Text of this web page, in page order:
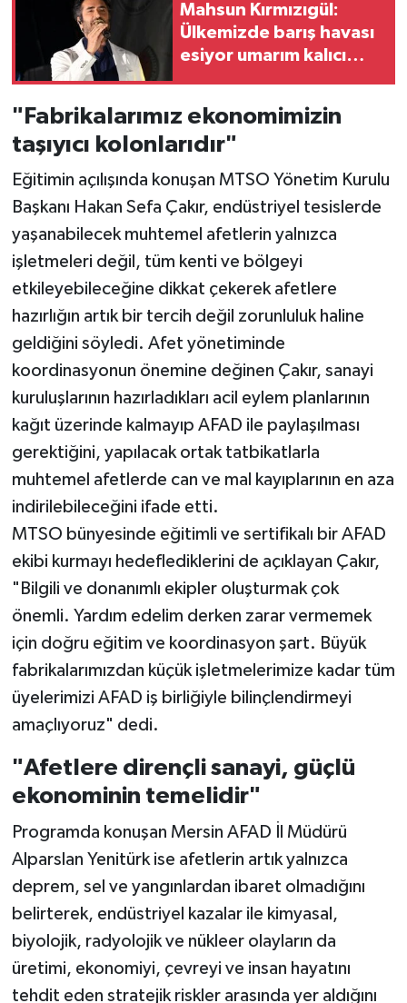
Mahsun Kırmızıgül:
Ülkemizde barış havası
esiyor umarım kalıcı
"Fabrikalarımız ekonomimizin
taşıyıcı kolonlarıdır"
Eğitimin açılışında konuşan MTSO Yönetim Kurulu
Başkanı Hakan Sefa Çakır, endüstriyel tesislerde
yaşanabilecek muhtemel afetlerin yalnızca
işletmeleri değil, tüm kenti ve bölgeyi
etkileyebileceğine dikkat çekerek afetlere
hazırlığın artık bir tercih değil zorunluluk haline
geldiğini söyledi. Afet yönetiminde
koordinasyonun önemine değinen Çakır, sanayi
kuruluşlarının hazırladıkları acil eylem planlarının
kağıt üzerinde kalmayıp AFAD ile paylaşılması
gerektiğini, yapılacak ortak tatbikatlarla
muhtemel afetlerde can ve mal kayıplarının en aza
indirilebileceğini ifade etti.
MTSO bünyesinde eğitimli ve sertifikalı bir AFAD
ekibi kurmayı hedeflediklerini de açıklayan Çakır,
"Bilgili ve donanımlı ekipler oluşturmak çok
önemli. Yardım edelim derken zarar vermemek
için doğru eğitim ve koordinasyon şart. Büyük
fabrikalarımızdan küçük işletmelerimize kadar tüm
üyelerimizi AFAD iş birliğiyle bilinçlendirmeyi
amaçlıyoruz" dedi.
"Afetlere dirençli sanayi, güçlü
ekonominin temelidir"
Programda konuşan Mersin AFAD İl Müdürü
Alparslan Yenitürk ise afetlerin artık yalnızca
deprem, sel ve yangınlardan ibaret olmadığını
belirterek, endüstriyel kazalar ile kimyasal,
biyolojik, radyolojik ve nükleer olayların da
üretimi, ekonomiyi, çevreyi ve insan hayatını
tehdit eden stratejik riskler arasında yer aldığını